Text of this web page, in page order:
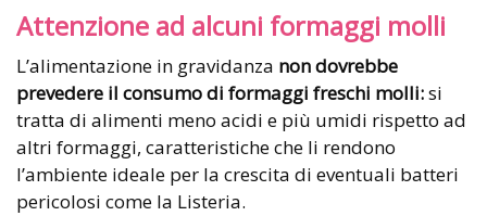
Attenzione ad alcuni formaggi molli
L’alimentazione in gravidanza non dovrebbe
prevedere il consumo di formaggi freschi molli:si
tratta di alimenti meno acidi e più umidi rispetto ad
altri formaggi, caratteristiche che li rendono
l’ambiente ideale per la crescita di eventuali batteri
pericolosi come la Listeria.